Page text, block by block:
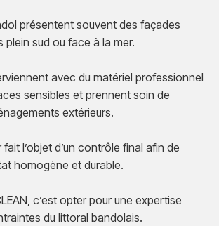
présentent souvent des façades
plein sud ou face à la mer.
avec du matériel professionnel
sensibles et prennent soin de
extérieurs.
l’objet d’un contrôle final afin de
homogène et durable.
c’est opter pour une expertise
du littoral bandolais.